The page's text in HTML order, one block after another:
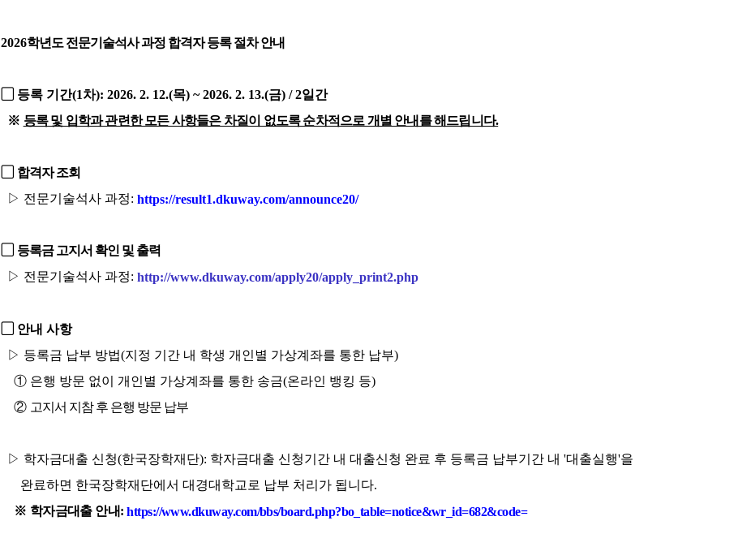
2026학년도 전문기술석사 과정 합격자 등록 절차 안내
▢ 등록 기간(1차): 2026. 2. 12.(목) ~ 2026. 2. 13.(금) / 2일간
※ 등록 및 입학과 관련한 모든 사항들은 차질이 없도록 순차적으로 개별 안내를 해드립니다.
합격자 조회
▷ 전문기술석사 과정: https://result1.dkuway.com/announce20/
등록금 고지서 확인 및 출력
▷ 전문기술석사 과정: http://www.dkuway.com/apply20/apply_print2.php
▢ 안내 사항
▷ 등록금 납부 방법(지정 기간 내 학생 개인별 가상계좌를 통한 납부)
① 은행 방문 없이 개인별 가상계좌를 통한 송금(온라인 뱅킹 등)
② 고지서 지참 후 은행 방문 납부
▷ 학자금대출 신청(한국장학재단): 학자금대출 신청기간 내 대출신청 완료 후 등록금 납부기간 내 '대출실행'을
완료하면 한국장학재단에서 대경대학교로 납부 처리가 됩니다.
※ 학자금대출 안내: https://www.dkuway.com/bbs/board.php?bo_table=notice&wr_id=682&code=